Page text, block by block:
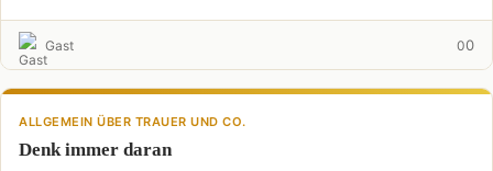
Gast 00
ALLGEMEIN ÜBER TRAUER UND CO.
Denk immer daran